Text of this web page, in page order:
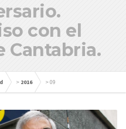
con el
Cantabria.
> 2016 >09